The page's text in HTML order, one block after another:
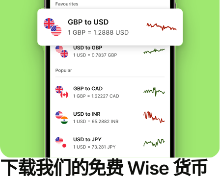
下载我们的免费 Wise 货币